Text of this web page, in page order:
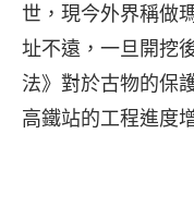
世，現今外界稱做
址不遠，一旦開挖
法》對於古物的保
高鐵站的工程進度